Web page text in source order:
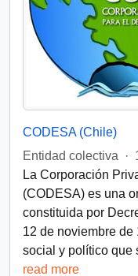
CODESA (Chile)
Entidad colectiva
·
La Corporación
(CODESA) es una
constituida por
12 de noviembre
social y político que
read more